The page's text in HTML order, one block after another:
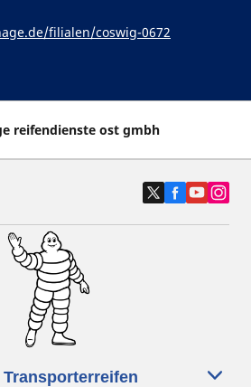
filialen/coswig-0672
reifendienste ost gmbh